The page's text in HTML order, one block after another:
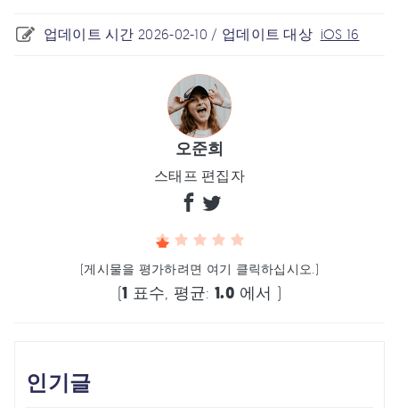
업데이트 시간 2026-02-10 / 업데이트 대상 iOS 16
오준희
스태프 편집자
(게시물을 평가하려면 여기 클릭하십시오.)
(1 표수, 평균: 1.0 에서 )
인기글